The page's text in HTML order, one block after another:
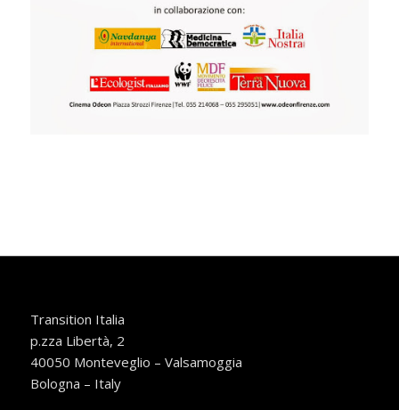
Transition Italia
p.zza Libertà, 2
40050 Monteveglio – Valsamoggia
Bologna – Italy